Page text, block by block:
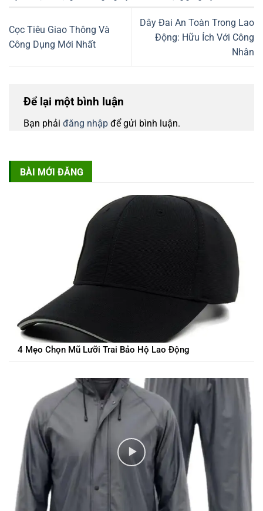
Cọc Tiêu Giao Thông Và
Công Dụng Mới Nhất
Dây Đai An Toàn Trong Lao
Động: Hữu Ích Với Công
Nhân
Để lại một bình luận
Bạn phải đăng nhập để gửi bình luận.
BÀI MỚI ĐĂNG
4 Mẹo Chọn Mũ Lưỡi Trai Bảo Hộ Lao Động